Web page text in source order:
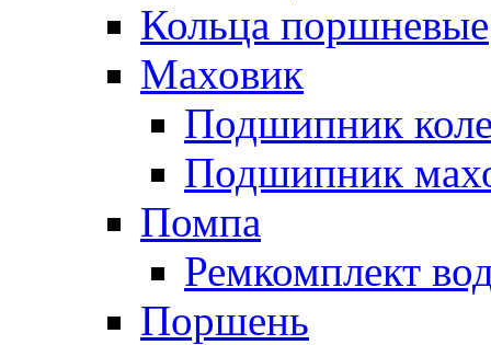
Кольца поршневые
Маховик
Подшипник
Подшипник
Помпа
Ремкомплект
Поршень